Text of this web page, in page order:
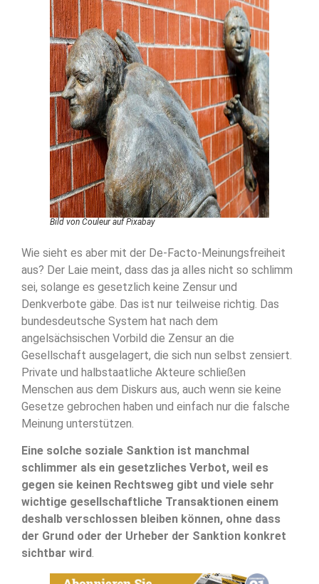
Bild von Couleur auf Pixabay
Wie sieht es aber mit der De-Facto-Meinungsfreiheit
aus? Der Laie meint, dass das ja alles nicht so schlimm
sei, solange es gesetzlich keine Zensur und
Denkverbote gäbe. Das ist nur teilweise richtig. Das
bundesdeutsche System hat nach dem
angelsächsischen Vorbild die Zensur an die
Gesellschaft ausgelagert, die sich nun selbst zensiert.
Private und halbstaatliche Akteure schließen
Menschen aus dem Diskurs aus, auch wenn sie keine
Gesetze gebrochen haben und einfach nur die falsche
Meinung unterstützen.
Eine solche soziale Sanktion ist manchmal
schlimmer als ein gesetzliches Verbot, weil es
gegen sie keinen Rechtsweg gibt und viele sehr
wichtige gesellschaftliche Transaktionen einem
deshalb verschlossen bleiben können, ohne dass
der Grund oder der Urheber der Sanktion konkret
sichtbar wird.